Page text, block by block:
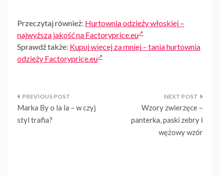
Przeczytaj również: Hurtownia odzieży włoskiej –
najwyższa jakość na Factoryprice.eu
Sprawdź także: Kupuj więcej za mniej – tania hurtownia
odzieży Factoryprice.eu
Nawigacja
wpisu
Marka By o la la – w czyj
styl trafia?
Wzory zwierzęce –
panterka, paski zebry i
wężowy wzór